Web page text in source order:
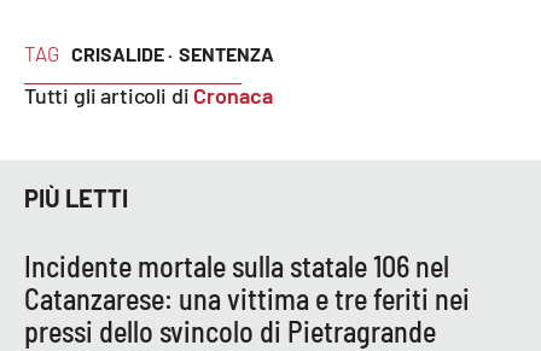
Eventi
Storie
LAC
NETWORK
TAG CRISALIDE · SENTENZA
Tutti gli articoli di Cronaca
PIÙ LETTI
Incidente mortale sulla statale 106 nel
Catanzarese: una vittima e tre feriti nei
pressi dello svincolo di Pietragrande